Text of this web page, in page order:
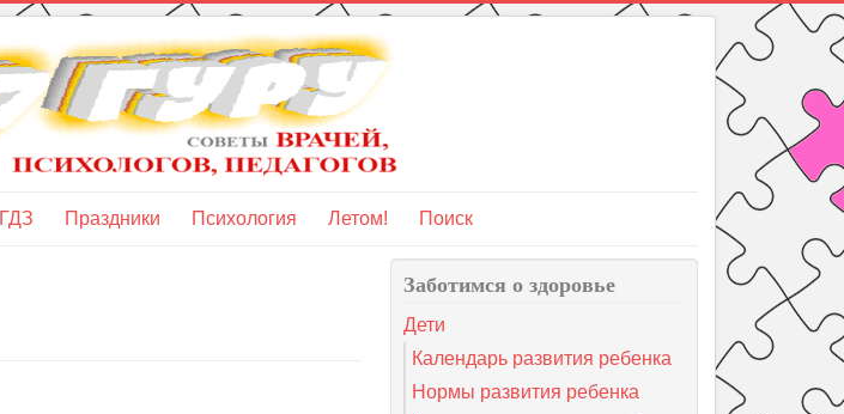
ГДЗ Праздники Психология Летом! Поиск
Заботимся о здоровье
Дети
Календарь развития ребенка
Нормы развития ребенка